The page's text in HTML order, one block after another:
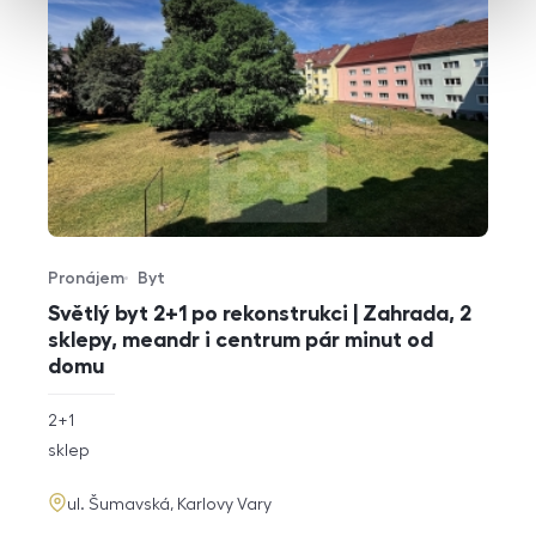
Světlý byt 2+1 po rekonstrukci | Zahrada, 2
sklepy, meandr i centrum pár minut od
domu
Typ nabídky
Pronájem
Typ nemovitosti
Byt
rozměry
2+1
funkce
sklep
adresa
ul. Šumavská, Karlovy Vary